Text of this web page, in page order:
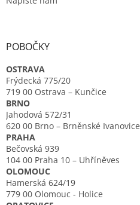
POBOČKY
OSTRAVA
Frýdecká 775/20
719 00 Ostrava – Kunčice
BRNO
Jahodová 572/31
620 00 Brno – Brněnské Ivanovice
PRAHA
Bečovská 939
104 00 Praha 10 – Uhříněves
OLOMOUC
Hamerská 624/19
779 00 Olomouc - Holice